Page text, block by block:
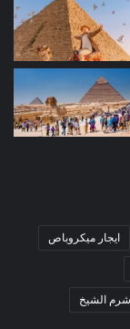
ايجار ميكروباص
الشيخ